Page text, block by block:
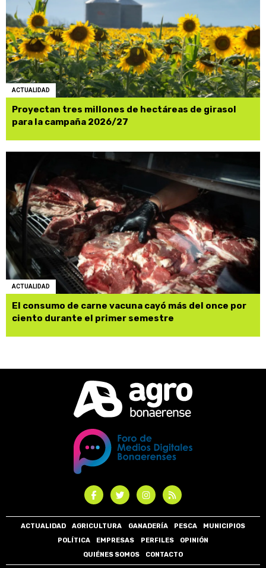
ACTUALIDAD
Proyectan tres millones de hectáreas de girasol
para la campaña 2026/27
ACTUALIDAD
El consumo de carne vacuna cayó más del once por
ciento durante el primer semestre
ACTUALIDAD AGRICULTURA GANADERÍA PESCA
MUNICIPIOS
POLÍTICA
EMPRESAS PERFILES
OPINIÓN
QUIÉNES SOMOS
CONTACTO